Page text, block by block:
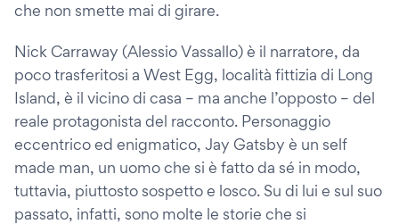
che non smette mai di girare.
Nick Carraway (Alessio Vassallo) è il narratore, da
poco trasferitosi a West Egg, località fittizia di Long
Island, è il vicino di casa – ma anche l’opposto – del
reale protagonista del racconto. Personaggio
eccentrico ed enigmatico, Jay Gatsby è un self
made man, un uomo che si è fatto da sé in modo,
tuttavia, piuttosto sospetto e losco. Su di lui e sul suo
passato, infatti, sono molte le storie che si